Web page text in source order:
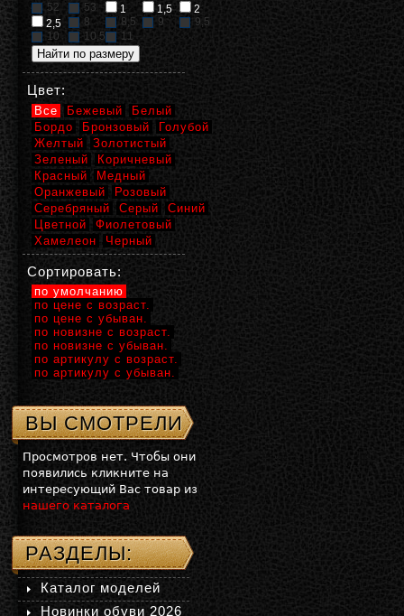
52
53 1 1,5
2
2,5
8 8,5 9
9,5
10
10,5 11
Цвет:
Все Бежевый
Белый
Бордо
Бронзовый
Голубой
Желтый
Золотистый
Зеленый
Коричневый
Красный
Медный
Оранжевый
Розовый
Серебряный
Серый
Синий
Цветной
Фиолетовый
Хамелеон
Черный
Сортировать:
по умолчанию
по цене с возраст.
по цене с убыван.
по новизне с возраст.
по новизне с убыван.
по артикулу с возраст.
по артикулу с убыван.
ВЫ СМОТРЕЛИ
Просмотров нет. Чтобы они
появились кликните на
интересующий Вас товар из
нашего каталога
РАЗДЕЛЫ:
Каталог моделей
Новинки обуви 2026